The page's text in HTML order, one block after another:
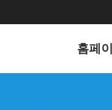
홈페